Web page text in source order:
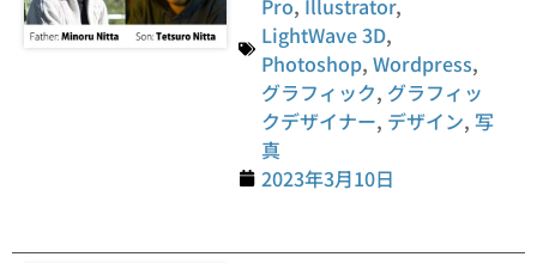
Pro, Illustrator,
LightWave 3D,
Photoshop,Wordpress,
グラフィック, グラフィッ
クデザイナー, デザイン,写
真
2023年3月10日